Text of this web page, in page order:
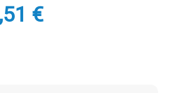
€Il
prezzo